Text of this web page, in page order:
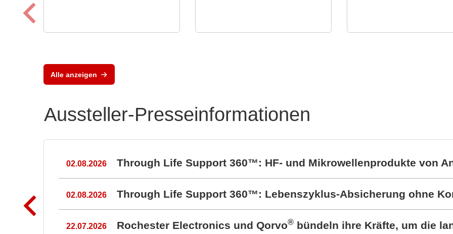
Kabelassemblierungen
Alle anzeigen
Aussteller-Presseinformationen
02.08.2026 Through Life Support 360™: HF- und Mikrowellenprodukte von
02.08.2026 Through Life Support 360™: Lebenszyklus-Absicherung ohne
22.07.2026 Rochester Electronics und Qorvo® bündeln ihre Kräfte, um die